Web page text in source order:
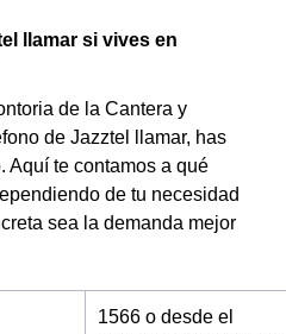
llamar si vives en
de la Cantera y
de Jazztel llamar, has
Aquí te contamos a qué
de tu necesidad
sea la demanda mejor
1566 o desde el